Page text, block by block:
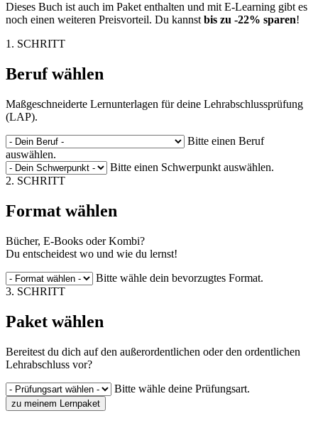
Dieses Buch ist auch im Paket enthalten und mit E-Learning gibt es
noch einen weiteren Preisvorteil. Du kannst bis zu -22% sparen!
1. SCHRITT
Beruf wählen
Maßgeschneiderte Lernunterlagen für deine Lehrabschlussprüfung
(LAP).
Bitte einen Beruf
auswählen.
Bitte einen Schwerpunkt auswählen.
2. SCHRITT
Format wählen
Bücher, E-Books oder Kombi?
Du entscheidest wo und wie du lernst!
Bitte wähle dein bevorzugtes Format.
3. SCHRITT
Paket wählen
Bereitest du dich auf den außerordentlichen oder den ordentlichen
Lehrabschluss vor?
Bitte wähle deine Prüfungsart.
zu meinem Lernpaket